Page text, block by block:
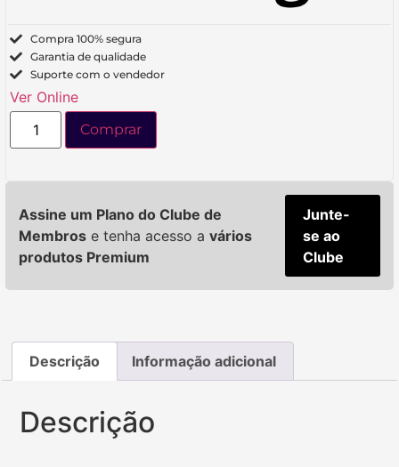
Compra 100% segura
Garantia de qualidade
Suporte com o vendedor
Ver Online
Comprar
Assine um Plano do Clube de
Membros e tenha acesso a vários
produtos Premium
Junte-
se ao
Clube
Descrição Informação adicional
Descrição